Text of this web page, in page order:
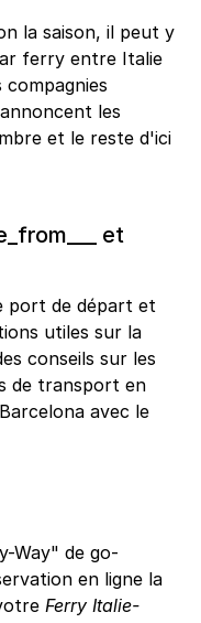
la saison, il peut y
ferry entre Italie
les
et le reste d'ici
et
port de départ et
utiles sur la
conseils sur les
de transport en
avec le
Way" de go-
en ligne la
Ferry Italie-